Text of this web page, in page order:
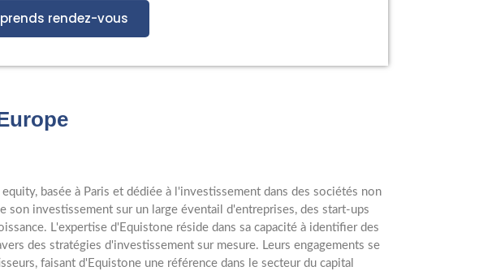
rendez-vous
basée à Paris et dédiée à l'investissement dans des sociétés non
son investissement sur un large éventail d'entreprises, des start-ups
L'expertise d'Equistone réside dans sa capacité à identifier des
des stratégies d'investissement sur mesure. Leurs engagements se
faisant d'Equistone une référence dans le secteur du capital